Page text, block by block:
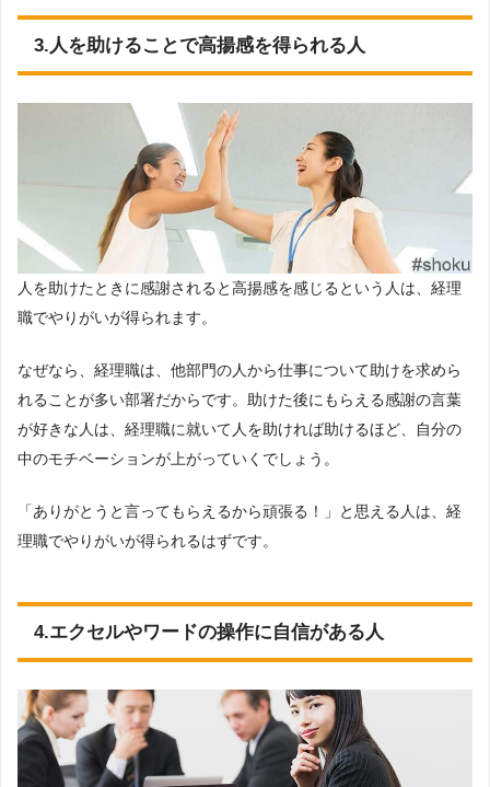
3.人を助けることで高揚感を得られる人
人を助けたときに感謝されると高揚感を感じるという人は、経理
職でやりがいが得られます。
なぜなら、経理職は、他部門の人から仕事について助けを求めら
れることが多い部署だからです。助けた後にもらえる感謝の言葉
が好きな人は、経理職に就いて人を助ければ助けるほど、自分の
中のモチベーションが上がっていくでしょう。
「ありがとうと言ってもらえるから頑張る！」と思える人は、経
理職でやりがいが得られるはずです。
4.エクセルやワードの操作に自信がある人